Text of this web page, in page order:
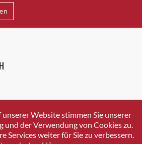
Website stimmen Sie unserer
und der Verwendung von Cookies zu.
Services weiter für Sie zu verbessern.